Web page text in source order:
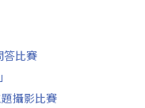
答比賽
攝影比賽